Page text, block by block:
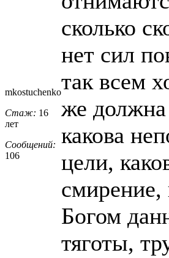
mkostuchenko
Стаж: 16
лет
Сообщений:
106
сколько
нет сил
так всем
же должна
какова
цели,
смирение,
Богом
тяготы,